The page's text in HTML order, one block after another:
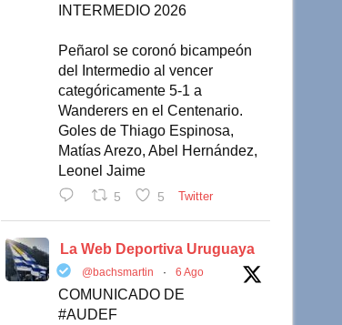
INTERMEDIO 2026
Peñarol se coronó bicampeón
del Intermedio al vencer
categóricamente 5-1 a
Wanderers en el Centenario.
Goles de Thiago Espinosa,
Matías Arezo, Abel Hernández,
Leonel Jaime
5 5 Twitter
La Web Deportiva Uruguaya
@bachsmartin · 6 Ago
COMUNICADO DE
#AUDEF